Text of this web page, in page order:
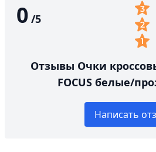
0 /5
Отзывы Очки
FOCUS белые/
Написать